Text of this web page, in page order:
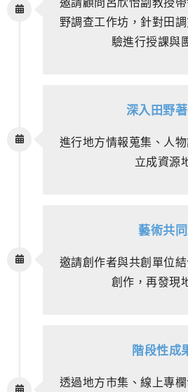
野調查工作坊，針對田
驗進行授課與
深入田野
進行地方情報蒐集、人
立成資源
藝術共
邀請創作者與共創單位
創作，再發現
階段性成
透過地方市集、線上專